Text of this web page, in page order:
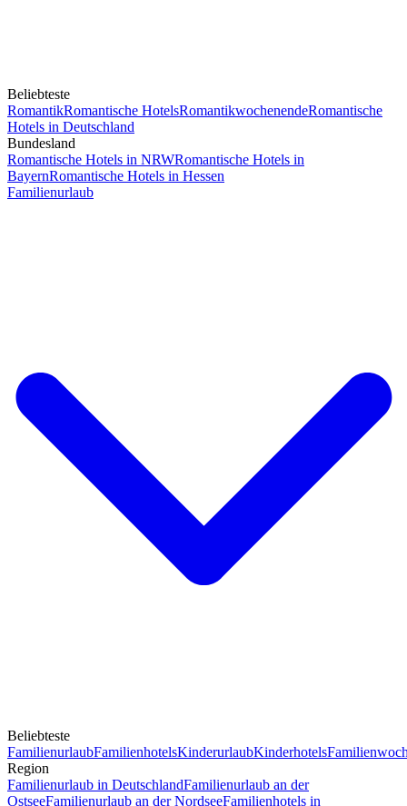
Beliebteste
RomantikRomantische HotelsRomantikwochenendeRomantische
Hotels in Deutschland
Bundesland
Romantische Hotels in NRWRomantische Hotels in
BayernRomantische Hotels in Hessen
Familienurlaub
Beliebteste
FamilienurlaubFamilienhotelsKinderurlaubKinderhotels
Region
Familienurlaub in DeutschlandFamilienurlaub an der
OstseeFamilienurlaub an der NordseeFamilienhotels in